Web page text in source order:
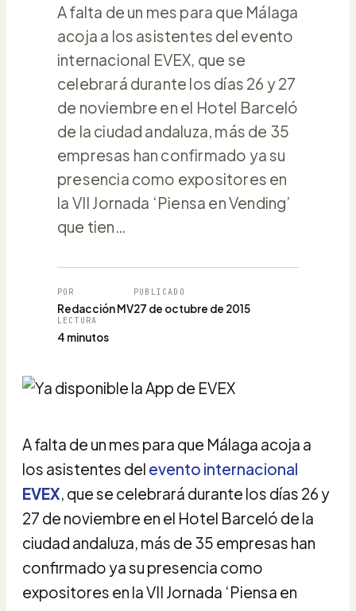
A falta de un mes para que Málaga
acoja a los asistentes del evento
internacional EVEX, que se
celebrará durante los días 26 y 27
de noviembre en el Hotel Barceló
de la ciudad andaluza, más de 35
empresas han confirmado ya su
presencia como expositores en
la VII Jornada ‘Piensa en Vending’
que tien…
POR
Redacción MV
PUBLICADO
27 de octubre de 2015
LECTURA
4 minutos
A falta de un mes para que Málaga acoja a
los asistentes del evento internacional
EVEX, que se celebrará durante los días 26 y
27 de noviembre en el Hotel Barceló de la
ciudad andaluza, más de 35 empresas han
confirmado ya su presencia como
expositores en la VII Jornada ‘Piensa en